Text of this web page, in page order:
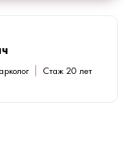
Стаж 20 лет